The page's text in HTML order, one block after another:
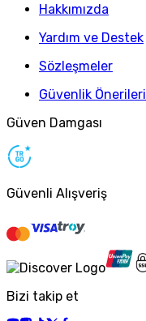
Hakkımızda
Yardım ve Destek
Sözleşmeler
Güvenlik Önerileri
Güven Damgası
Güvenli Alışveriş
Bizi takip et